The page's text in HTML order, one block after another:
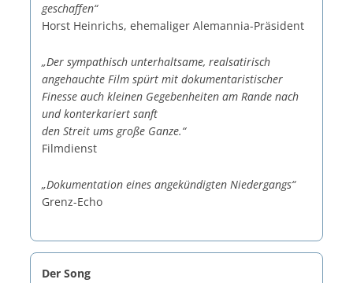
geschaffen“
Horst Heinrichs, ehemaliger Alemannia-Präsident
„Der sympathisch unterhaltsame, realsatirisch
angehauchte Film spürt mit dokumentaristischer
Finesse auch kleinen Gegebenheiten am Rande nach
und konterkariert sanft
den Streit ums große Ganze.“
Filmdienst
„Dokumentation eines angekündigten Niedergangs“
Grenz-Echo
Der Song